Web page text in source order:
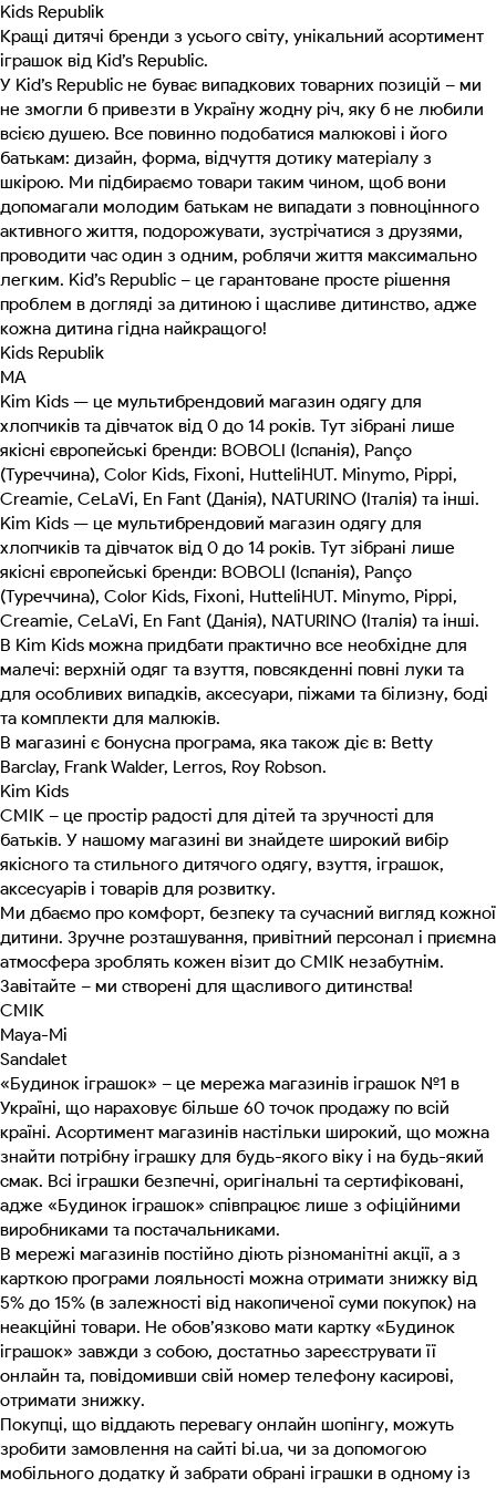
Kids Republik
Кращі дитячі бренди з усього світу, унікальний асортимент
іграшок від Kid’s Republic.
У Kid’s Republic не буває випадкових товарних позицій – ми
не змогли б привезти в Україну жодну річ, яку б не любили
всією душею. Все повинно подобатися малюкові і його
батькам: дизайн, форма, відчуття дотику матеріалу з
шкірою. Ми підбираємо товари таким чином, щоб вони
допомагали молодим батькам не випадати з повноцінного
активного життя, подорожувати, зустрічатися з друзями,
проводити час один з одним, роблячи життя максимально
легким. Kid’s Republic – це гарантоване просте рішення
проблем в догляді за дитиною і щасливе дитинство, адже
кожна дитина гідна найкращого!
Kids Republik
MA
Kim Kids — це мультибрендовий магазин одягу для
хлопчиків та дівчаток від 0 до 14 років. Тут зібрані лише
якісні європейські бренди: BOBOLI (Іспанія), Panço
(Туреччина), Color Kids, Fixoni, HutteliHUT. Minymo, Pippi,
Creamie, CeLaVi, En Fant (Данія), NATURINO (Італія) та інші.
Kim Kids — це мультибрендовий магазин одягу для
хлопчиків та дівчаток від 0 до 14 років. Тут зібрані лише
якісні європейські бренди: BOBOLI (Іспанія), Panço
(Туреччина), Color Kids, Fixoni, HutteliHUT. Minymo, Pippi,
Creamie, CeLaVi, En Fant (Данія), NATURINO (Італія) та інші.
В Kim Kids можна придбати практично все необхідне для
малечі: верхній одяг та взуття, повсякденні повні луки та
для особливих випадків, аксесуари, піжами та білизну, боді
та комплекти для малюків.
В магазині є бонусна програма, яка також діє в: Betty
Barclay, Frank Walder, Lerros, Roy Robson.
Kim Kids
СМІК – це простір радості для дітей та зручності для
батьків. У нашому магазині ви знайдете широкий вибір
якісного та стильного дитячого одягу, взуття, іграшок,
аксесуарів і товарів для розвитку.
Ми дбаємо про комфорт, безпеку та сучасний вигляд кожної
дитини. Зручне розташування, привітний персонал і приємна
атмосфера зроблять кожен візит до СМІК незабутнім.
Завітайте – ми створені для щасливого дитинства!
СМІК
Maya-Mi
Sandalet
«Будинок іграшок» – це мережа магазинів іграшок №1 в
Україні, що нараховує більше 60 точок продажу по всій
країні. Асортимент магазинів настільки широкий, що можна
знайти потрібну іграшку для будь-якого віку і на будь-який
смак. Всі іграшки безпечні, оригінальні та сертифіковані,
адже «Будинок іграшок» співпрацює лише з офіційними
виробниками та постачальниками.
В мережі магазинів постійно діють різноманітні акції, а з
карткою програми лояльності можна отримати знижку від
5% до 15% (в залежності від накопиченої суми покупок) на
неакційні товари. Не обов’язково мати картку «Будинок
іграшок» завжди з собою, достатньо зареєструвати її
онлайн та, повідомивши свій номер телефону касирові,
отримати знижку.
Покупці, що віддають перевагу онлайн шопінгу, можуть
зробити замовлення на сайті bi.ua, чи за допомогою
мобільного додатку й забрати обрані іграшки в одному із